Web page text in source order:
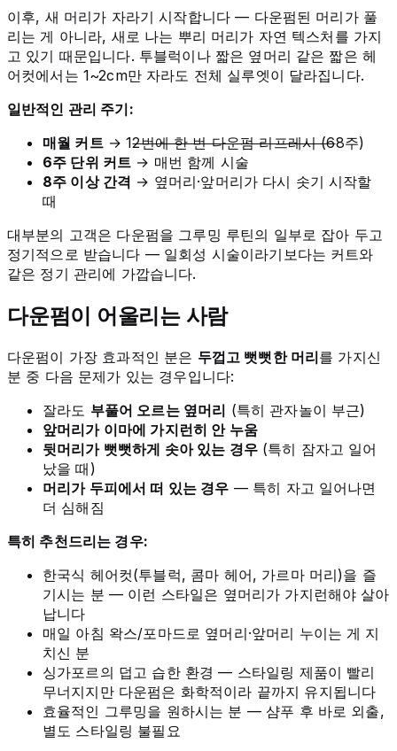
이후, 새 머리가 자라기 시작합니다 — 다운펌된 머리가 풀
리는 게 아니라, 새로 나는 뿌리 머리가 자연 텍스처를 가지
고 있기 때문입니다. 투블럭이나 짧은 옆머리 같은 짧은 헤
어컷에서는 1~2cm만 자라도 전체 실루엣이 달라집니다.
일반적인 관리 주기:
매월 커트→ 12번에 한 번 다운펌 리프레시 (68주)
6주 단위 커트 → 매번 함께 시술
8주 이상 간격 → 옆머리·앞머리가 다시 솟기 시작할
때
대부분의 고객은 다운펌을 그루밍 루틴의 일부로 잡아 두고
정기적으로 받습니다 — 일회성 시술이라기보다는 커트와
같은 정기 관리에 가깝습니다.
다운펌이 어울리는 사람
다운펌이 가장 효과적인 분은 두껍고 뻣뻣한 머리를 가지신
분 중 다음 문제가 있는 경우입니다:
잘라도 부풀어 오르는 옆머리 (특히 관자놀이 부근)
앞머리가 이마에 가지런히 안 누움
뒷머리가 뻣뻣하게 솟아 있는 경우(특히 잠자고 일어
났을 때)
머리가 두피에서 떠 있는 경우 — 특히 자고 일어나면
더 심해짐
특히 추천드리는 경우:
한국식 헤어컷(투블럭, 콤마 헤어, 가르마 머리)을 즐
기시는 분 — 이런 스타일은 옆머리가 가지런해야 살아
납니다
매일 아침 왁스/포마드로 옆머리·앞머리 누이는 게 지
치신 분
싱가포르의 덥고 습한 환경 — 스타일링 제품이 빨리
무너지지만 다운펌은 화학적이라 끝까지 유지됩니다
효율적인 그루밍을 원하시는 분 — 샴푸 후 바로 외출,
별도 스타일링 불필요